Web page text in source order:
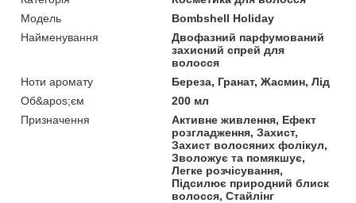
Мoдель
Bombshell Holiday
Найменування
Двофазний парфумований
захисний спрей для
волосся
Ноти аромату
Береза, Гранат, Жасмин, Лід
Об&apos;єм
200 мл
Призначення
Активне живлення, Ефект
розгладження, Захист,
Захист волосяних фолікул,
Зволожує та помякшує,
Легке розчісування,
Підсилює природний блиск
волосся, Стайлінг